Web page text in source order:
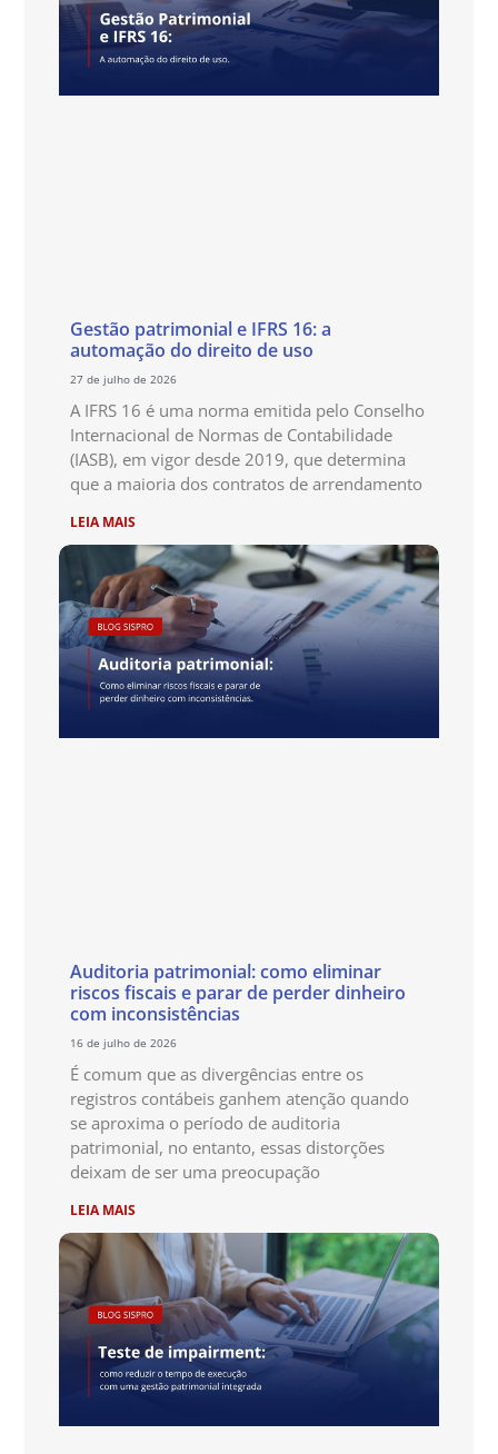
Gestão patrimonial e IFRS 16: a
automação do direito de uso
27 de julho de 2026
A IFRS 16 é uma norma emitida pelo Conselho
Internacional de Normas de Contabilidade
(IASB), em vigor desde 2019, que determina
que a maioria dos contratos de arrendamento
LEIA MAIS
Auditoria patrimonial: como eliminar
riscos fiscais e parar de perder dinheiro
com inconsistências
16 de julho de 2026
É comum que as divergências entre os
registros contábeis ganhem atenção quando
se aproxima o período de auditoria
patrimonial, no entanto, essas distorções
deixam de ser uma preocupação
LEIA MAIS